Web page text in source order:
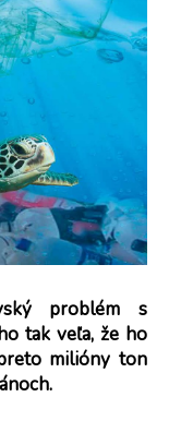
problém s
tak veľa, že ho
milióny ton